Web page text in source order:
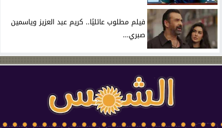
فيلم مطلوب عائليًا.. كريم عبد العزيز وياسمين
صبري...